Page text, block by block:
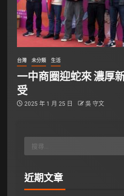
台灣 未分類 生活
一中商圈迎蛇來 濃厚
受
2025 年 1 月 25 日 吳 守文
近期文章